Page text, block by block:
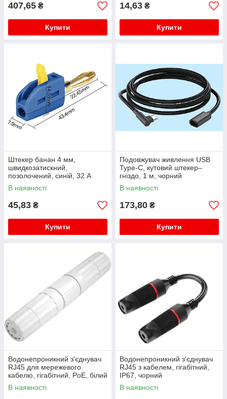
407,65 ₴
Купити
14,63 ₴
Купити
Штекер банан 4 мм,
швидкозатискний,
позолочений, синій, 32 А
В наявності
45,83 ₴
Купити
Подовжувач живлення USB
Type-C, кутовий штекер–
гніздо, 1 м, чорний
В наявності
173,80 ₴
Купити
Водонепроникний з'єднувач
RJ45 для мережевого
кабелю, гігабітний, PoE, білий
В наявності
Водонепроникний з'єднувач
RJ45 з кабелем, гігабітний,
IP67, чорний
В наявності